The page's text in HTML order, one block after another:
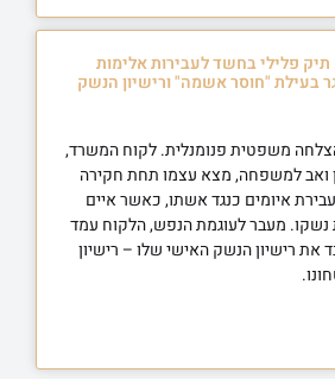
פלילי בחשד לעבירות אלימות
בעילת "חוסר אשמה" ורישיון הנשק
משפטית פנומנלית. לקוח המשרד,
ואב למשפחה, מצא עצמו תחת חקירה
איומים כנגד אשתו, כאשר איים
מעבר לעוגמת הנפש, הלקוח עמד
את רישיון הנשק האישי שלו – רישיון